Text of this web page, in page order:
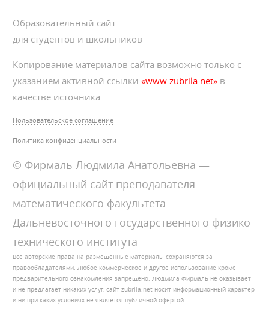
Образовательный сайт
для студентов и школьников
Копирование материалов сайта возможно только с
указанием активной ссылки«www.zubrila.net» в
качестве источника.
Пользовательское соглашение
Политика конфиденциальности
© Фирмаль Людмила Анатольевна —
официальный сайт преподавателя
математического факультета
Дальневосточного государственного физико-
технического института
Все авторские права на размещённые материалы сохраняются за
правообладателями. Любое коммерческое и другое использование кроме
предварительного ознакомления запрещено. Людмила Фирмаль не оказывает
и не предлагает никаких услуг, сайт zubrila.net носит информационный характер
и ни при каких условиях не является публичной офертой.